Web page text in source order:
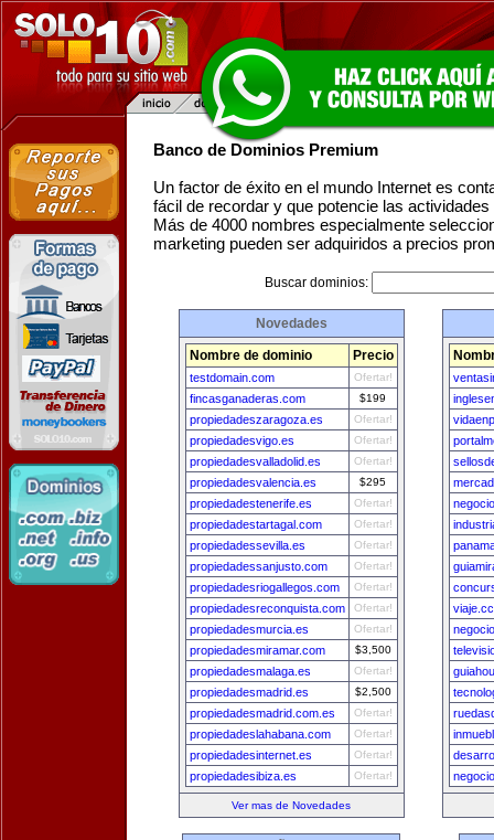
Banco de Dominios Premium
Un factor de éxito en el mundo Internet es
fácil de recordar y que potencie las
Más de 4000 nombres especialmente
marketing pueden ser adquiridos a precios
Buscar dominios:
Novedades
Nombre de dominio Precio
testdomain.com Ofertar!
fincasganaderas.com $199
propiedadeszaragoza.es Ofertar!
propiedadesvigo.es Ofertar!
propiedadesvalladolid.es Ofertar!
propiedadesvalencia.es $295
propiedadestenerife.es Ofertar!
propiedadestartagal.com Ofertar!
propiedadessevilla.es Ofertar!
propiedadessanjusto.com Ofertar!
propiedadesriogallegos.com Ofertar!
propiedadesreconquista.com Ofertar!
propiedadesmurcia.es Ofertar!
propiedadesmiramar.com $3,500
propiedadesmalaga.es Ofertar!
propiedadesmadrid.es $2,500
propiedadesmadrid.com.es Ofertar!
propiedadeslahabana.com Ofertar!
propiedadesinternet.es Ofertar!
propiedadesibiza.es Ofertar!
Ver mas de Novedades
viaje.cc